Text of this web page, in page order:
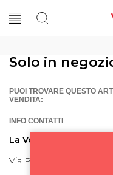
Solo in
PUOI TROVARE QUESTO
VENDITA:
INFO CONTATTI
La Volpe Rossa
Via Piave 27 56024